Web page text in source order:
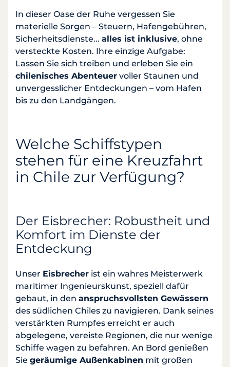
In dieser Oase der Ruhe vergessen Sie
materielle Sorgen – Steuern, Hafengebühren,
Sicherheitsdienste... alles ist inklusive, ohne
versteckte Kosten. Ihre einzige Aufgabe:
Lassen Sie sich treiben und erleben Sie ein
chilenisches Abenteuer voller Staunen und
unvergesslicher Entdeckungen – vom Hafen
bis zu den Landgängen.
Welche Schiffstypen
stehen für eine Kreuzfahrt
in Chile zur Verfügung?
Der Eisbrecher: Robustheit und
Komfort im Dienste der
Entdeckung
Unser Eisbrecher ist ein wahres Meisterwerk
maritimer Ingenieurskunst, speziell dafür
gebaut, in den anspruchsvollsten Gewässern
des südlichen Chiles zu navigieren. Dank seines
verstärkten Rumpfes erreicht er auch
abgelegene, vereiste Regionen, die nur wenige
Schiffe wagen zu befahren. An Bord genießen
Sie geräumige Außenkabinen mit großen